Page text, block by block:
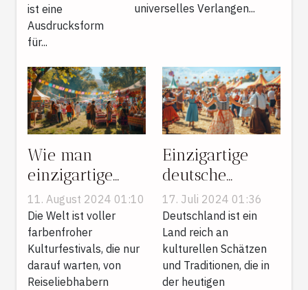
ist eine
Ausdrucksform
für...
universelles Verlangen...
Wie man
einzigartige
Kulturfestivals
für den
nächsten
Urlaub
auswählt
11. August 2024 01:10
Die Welt ist voller
farbenfroher
Kulturfestivals, die nur
darauf warten, von
Reiseliebhabern
Einzigartige
deutsche
Traditionen und
ihre kulturelle
Bedeutung
17. Juli 2024 01:36
Deutschland ist ein
Land reich an
kulturellen Schätzen
und Traditionen, die in
der heutigen